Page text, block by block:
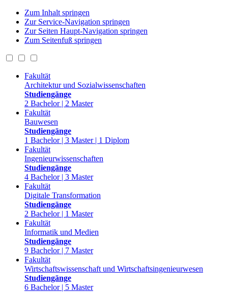
Zum Inhalt springen
Zur Service-Navigation springen
Zur Seiten Haupt-Navigation springen
Zum Seitenfuß springen
Fakultät
Architektur und Sozialwissenschaften
Studiengänge
2 Bachelor | 2 Master
Fakultät
Bauwesen
Studiengänge
1 Bachelor | 3 Master | 1 Diplom
Fakultät
Ingenieurwissenschaften
Studiengänge
4 Bachelor | 3 Master
Fakultät
Digitale Transformation
Studiengänge
2 Bachelor | 1 Master
Fakultät
Informatik und Medien
Studiengänge
9 Bachelor | 7 Master
Fakultät
Wirtschaftswissenschaft und Wirtschaftsingenieurwesen
Studiengänge
6 Bachelor | 5 Master